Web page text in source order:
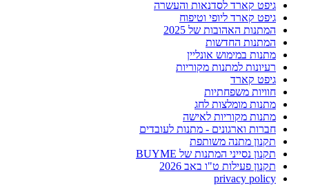
גיפט קארד לסדנאות והעשרה
גיפט קארד ליופי וטיפוח
המתנות האהובות של 2025
המתנות החדשות
מתנות במימוש אונליין
רעיונות למתנות מקוריות
גיפט קארד
חוויות משפחתיות
מתנות מומלצות לחג
מתנות מקוריות לאישה
חברות וארגונים - מתנות לעובדים
תקנון מתנה משותפת
תקנון נסייני המתנות של BUYME
תקנון פעילות ט"ו באב 2026
privacy policy